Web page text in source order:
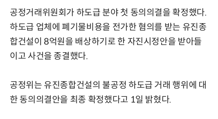
공정거래위원회가 하도급 분야 첫 동의의결을 확정했다.
하도급 업체에 폐기물비용을 전가한 혐의를 받는 유진종
합건설이 8억원을 배상하기로 한 자진시정안을 받아들
이고 사건을 종결했다.
공정위는 유진종합건설의 불공정 하도급 거래 행위에 대
한 동의의결안을 최종 확정했다고 1일 밝혔다.